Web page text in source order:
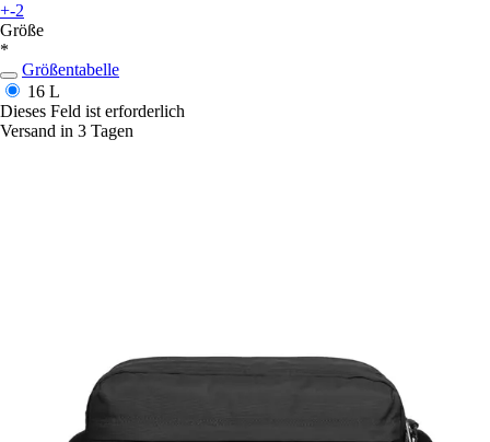
+-2
Größe
*
Größentabelle
16 L
Dieses Feld ist erforderlich
Versand in 3 Tagen